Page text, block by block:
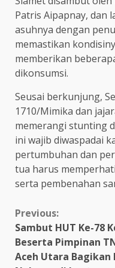
Patris Aipapnay, dan
asuhnya dengan
memastikan
memberikan
dikonsumsi.
Seusai berkunjung,
1710/Mimika dan
memerangi stunting
ini wajib diwaspadai
pertumbuhan dan
tua harus
serta pembenahan
Continue
Reading
Previous:
Sambut HUT Ke-78
Beserta Pimpinan
Aceh Utara Bagikan